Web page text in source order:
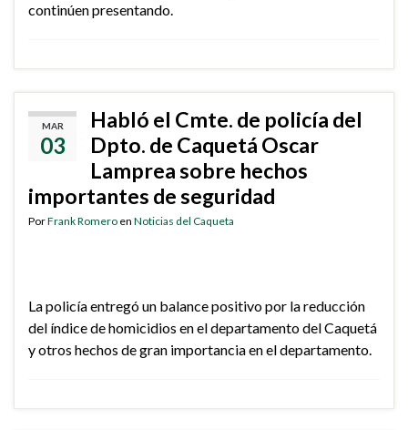
continúen presentando.
MAR
03
Habló el Cmte. de policía del
Dpto. de Caquetá Oscar
Lamprea sobre hechos
importantes de seguridad
PorFrank Romero en Noticias del Caqueta
La policía entregó un balance positivo por la reducción
del índice de homicidios en el departamento del Caquetá
y otros hechos de gran importancia en el departamento.